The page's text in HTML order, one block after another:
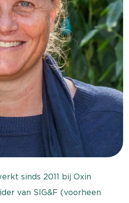
sinds 2011 bij Oxin
van SIG&F (voorheen